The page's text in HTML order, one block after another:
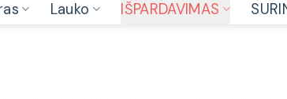
Lauko IŠPARDAVIMAS